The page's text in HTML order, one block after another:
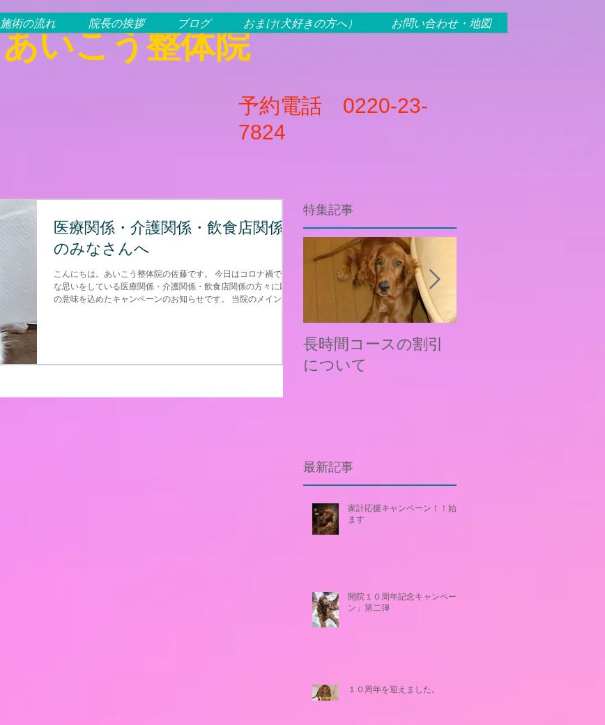
あいこう整体院
施術の流れ 院長の挨拶 ブログ おまけ(犬好きの方へ） お問い合わせ・地図
予約電話 0220-23-
7824
医療関係・介護関係・飲食店関係
のみなさんへ
こんにちは。あいこう整体院の佐藤です。 今日はコロナ禍で大変
な思いをしている医療関係・介護関係・飲食店関係の方々に応援
の意味を込めたキャンペーンのお知らせです。 当院のメインメニ
特集記事
長時間コースの割引
について
最新記事
家計応援キャンペーン！！始め
ます
開院１０周年記念キャンペー
ン」第二弾
１０周年を迎えました。